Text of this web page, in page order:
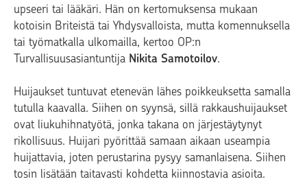
upseeri tai lääkäri. Hän on kertomuksensa mukaan
kotoisin Briteistä tai Yhdysvalloista, mutta komennuksella
tai työmatkalla ulkomailla, kertoo OP:n
Turvallisuusasiantuntija Nikita Samotoilov.
Huijaukset tuntuvat etenevän lähes poikkeuksetta samalla
tutulla kaavalla. Siihen on syynsä, sillä rakkaushuijaukset
ovat liukuhihnatyötä, jonka takana on järjestäytynyt
rikollisuus. Huijari pyörittää samaan aikaan useampia
huijattavia, joten perustarina pysyy samanlaisena. Siihen
tosin lisätään taitavasti kohdetta kiinnostavia asioita.